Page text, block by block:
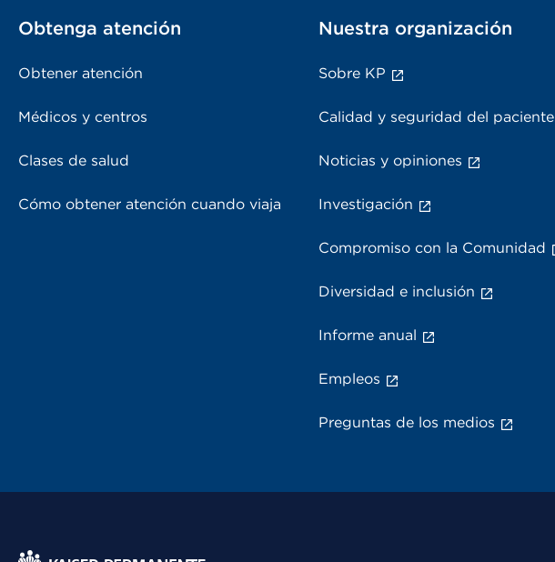
Obtenga atención
Obtener atención
Médicos y centros
Clases de salud
Cómo obtener atención cuando viaja
Nuestra organización
Sobre KP
Calidad y seguridad del paciente
Noticias y opiniones
Investigación
Compromiso con la Comunidad
Diversidad e inclusión
Informe anual
Empleos
Preguntas de los medios